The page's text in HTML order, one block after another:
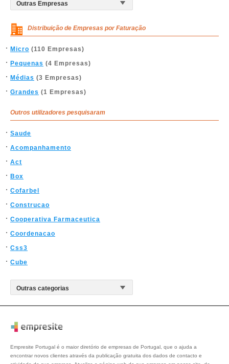
Distribuição de Empresas por Faturação
Micro (110 Empresas)
Pequenas (4 Empresas)
Médias (3 Empresas)
Grandes (1 Empresas)
Outros utilizadores pesquisaram
Saude
Acompanhamento
Act
Box
Cofarbel
Construcao
Cooperativa Farmaceutica
Coordenacao
Css3
Cube
Empresite Portugal é o maior diretório de empresas de Portugal, que o ajuda a
encontrar novos clientes através da publicação gratuita dos dados de contacto e